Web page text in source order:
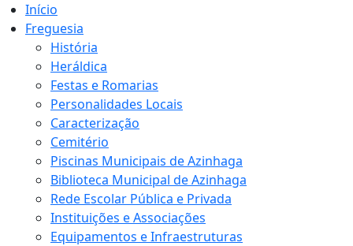
Início
Freguesia
História
Heráldica
Festas e Romarias
Personalidades Locais
Caracterização
Cemitério
Piscinas Municipais de Azinhaga
Biblioteca Municipal de Azinhaga
Rede Escolar Pública e Privada
Instituições e Associações
Equipamentos e Infraestruturas